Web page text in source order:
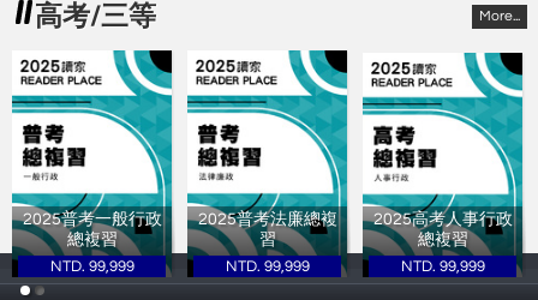
高考/三等 More...
2025普考一般行政
總複習
讀家補習班
NTD. 99,999
2025普考法廉總複
習
讀家補習班
NTD. 99,999
2025高考人事行政
總複習
讀家補習班
NTD. 99,999